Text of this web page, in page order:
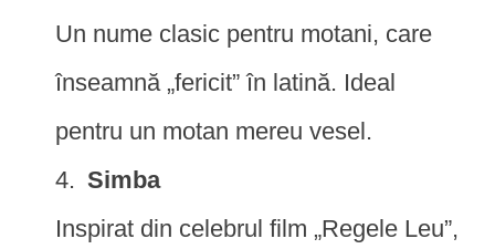
Un nume clasic pentru motani, care
înseamnă „fericit” în latină. Ideal
pentru un motan mereu vesel.
Simba
Inspirat din celebrul film „Regele Leu”,